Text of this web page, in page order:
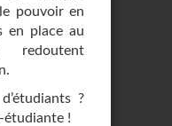
pouvoir en
en place au
redoutent
?
étudiante !